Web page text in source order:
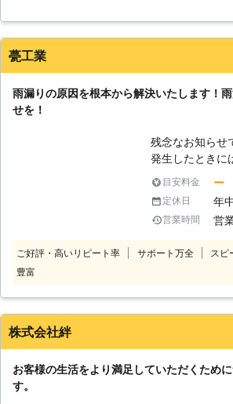
んでしまうので
すいことはわか
れは主に建築過
たりした場合に
漏りすること
漏りの可能性が
ません。雨漏り
被害拡大に繋が
なダメージを与
では雨漏り修理
とお考えならば
対処法も私一人では全くわからなかったの
良かったと思います。
福岡県 田川郡川崎町 2016年12月21日
甍工業
雨漏りの原因を根本から解決いたします！
せを！
残念なお知らせ
発生したときに
んでいってしま
屋根が原因の雨
んが気づくとこ
は屋根の下地な
ので、皆さんが
費用を安く済ま
目安料金 ー
定休日 年
営業時間 営
ご好評・高いリピート率 サポート万全 スピ
豊富
株式会社絆
お客様の生活をより満足していただくため
す。